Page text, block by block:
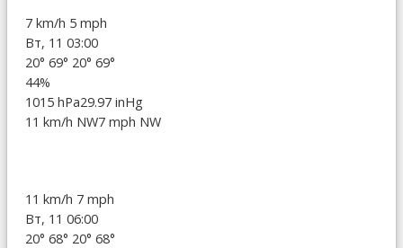
7 km/h 5 mph
Вт, 11 03:00
20° 69° 20° 69°
44%
1015 hPa29.97 inHg
11 km/h NW7 mph NW
11 km/h 7 mph
Вт, 11 06:00
20° 68° 20° 68°